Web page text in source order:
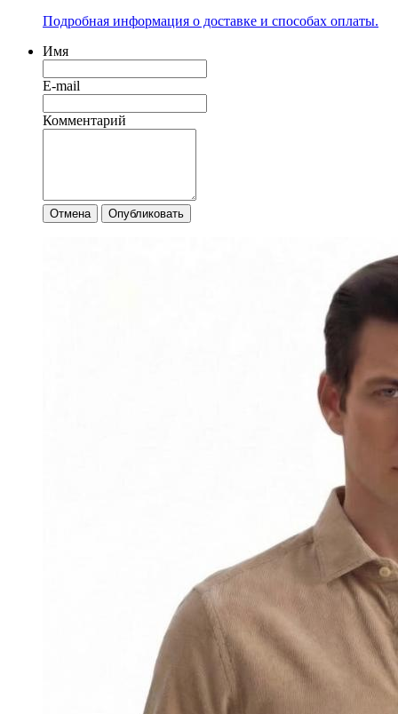
Подробная информация о доставке и способах оплаты.
Имя
E-mail
Комментарий
Отмена Опубликовать